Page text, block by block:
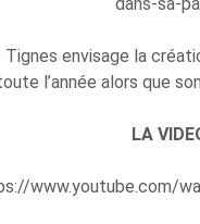
envisage la
l’année alors que
LA
www.youtube.com/